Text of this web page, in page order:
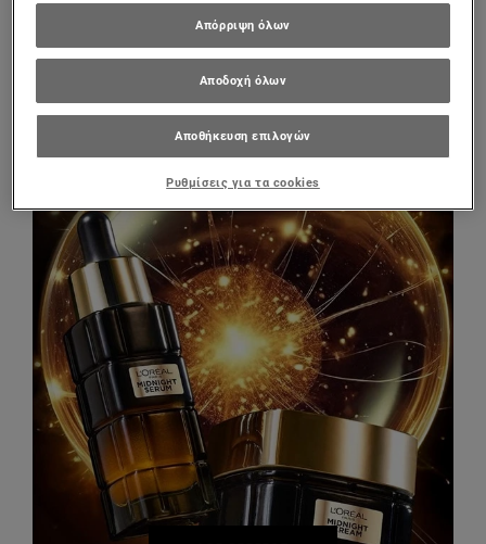
Απόρριψη όλων
Αποδοχή όλων
Αποθήκευση επιλογών
Ρυθμίσεις για τα cookies